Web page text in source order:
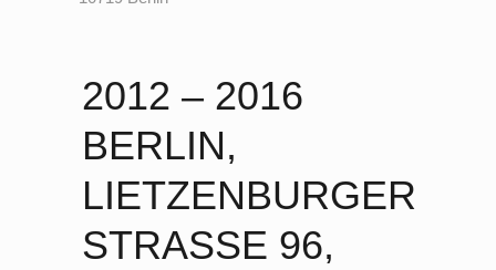
2012 – 2016
BERLIN,
LIETZENBURGER
STRASSE 96, 1